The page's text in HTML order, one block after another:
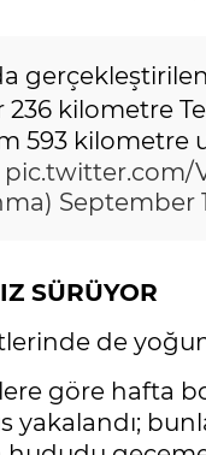
kilometre
593
pic.twitter.com/
September
SÜRÜYOR
de
göre hafta
yakalandı;